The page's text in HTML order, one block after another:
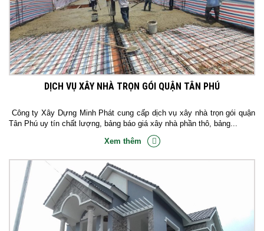
DỊCH VỤ XÂY NHÀ TRỌN GÓI QUẬN TÂN PHÚ
Công ty Xây Dựng Minh Phát cung cấp dịch vụ xây nhà trọn gói quận
Tân Phú uy tín chất lượng, bảng báo giá xây nhà phần thô, bảng...
Xem thêm